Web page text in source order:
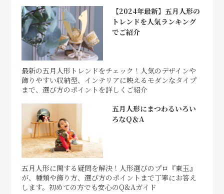
【2024年最新】五月人形の
トレンドを人気ランキング
でご紹介
最新の五月人形トレンドをチェック！人気のデザインや
飾りやすい収納型、インテリアに映えるモダンなタイプ
まで、選び方のポイントを詳しくご紹介
五月人形にまつわるいろい
ろなQ＆A
五月人形に関する疑問を解決！人形選びのプロ『東玉』
が、種類や飾り方、選び方のポイントまで丁寧にお答え
します。初めての方でも安心のQ&Aガイド